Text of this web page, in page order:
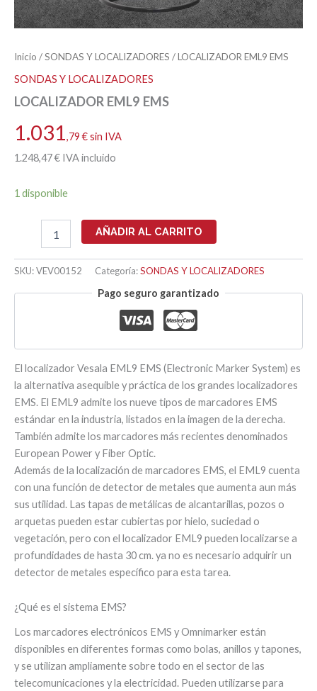
Inicio /SONDAS Y LOCALIZADORES / LOCALIZADOR EML9 EMS
SONDAS Y LOCALIZADORES
LOCALIZADOR EML9 EMS
1.031,79 €sin IVA
1.248,47€ IVA incluido
1 disponible
LOCALIZADOR
cantidad
AÑADIR AL CARRITO
SKU:VEV00152 Categoría:SONDAS Y LOCALIZADORES
Pago seguro garantizado
El localizador Vesala EML9 EMS (Electronic Marker System) es
la alternativa asequible y práctica de los grandes localizadores
EMS. El EML9 admite los nueve tipos de marcadores EMS
estándar en la industria, listados en la imagen de la derecha.
También admite los marcadores más recientes denominados
European Power y Fiber Optic.
Además de la localización de marcadores EMS, el EML9 cuenta
con una función de detector de metales que aumenta aun más
sus utilidad. Las tapas de metálicas de alcantarillas, pozos o
arquetas pueden estar cubiertas por hielo, suciedad o
vegetación, pero con el localizador EML9 pueden localizarse a
profundidades de hasta 30 cm. ya no es necesario adquirir un
detector de metales específico para esta tarea.
¿Qué es el sistema EMS?
Los marcadores electrónicos EMS y Omnimarker están
disponibles en diferentes formas como bolas, anillos y tapones,
y se utilizan ampliamente sobre todo en el sector de las
telecomunicaciones y la electricidad. Pueden utilizarse para